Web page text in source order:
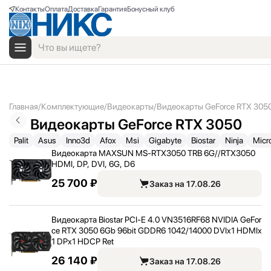
КонтактыОплатаДоставкаГарантияБонусный клуб
Главная Комплектующие Видеокарты Видеокарты GeForce RTX
Видеокарты GeForce RTX 3050
Palit Asus Inno3d Afox Msi Gigabyte Biostar Ninja
Видеокарта MAXSUN MS-RTX3050 TRB 6G//RTX3050
HDMI, DP, DVI, 6G, D6
25 700 ₽ Заказ на 17.08.26
Видеокарта Biostar PCI-E 4.0 VN3516RF68 NVIDIA GeFor
ce RTX 3050 6Gb 96bit GDDR6 1042/14000 DVIx1 HDMIx
1 DPx1 HDCP Ret
26 140 ₽ Заказ на 17.08.26